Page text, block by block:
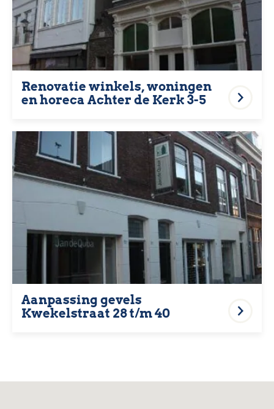
Renovatie winkels, woningen
en horeca Achter de Kerk 3-5
Aanpassing gevels
Kwekelstraat 28 t/m 40